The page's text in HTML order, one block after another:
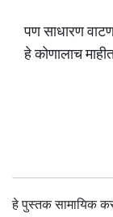
पण साधारण
हे कोणालाच
हे पुस्तक सामायिक